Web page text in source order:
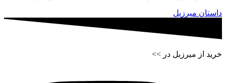
داستان میرزبل
خرید از میرزبل در >>